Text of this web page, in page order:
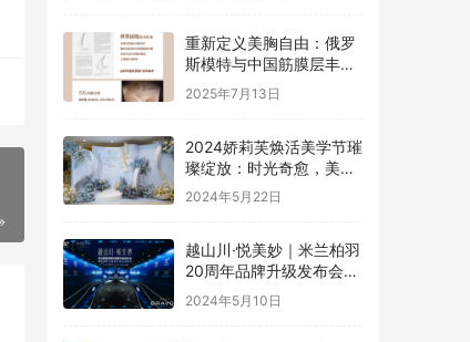
重新定义美胸自由：俄罗
斯模特与中国筋膜层丰胸
的完美邂逅
2025年7月13日
2024娇莉芙焕活美学节璀
璨绽放：时光奇愈，美丽
新纪元
2024年5月22日
越山川·悦美妙｜米兰柏羽
20周年品牌升级发布会盛
大启幕
2024年5月10日